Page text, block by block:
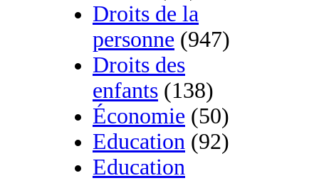
Droits de la
personne (947)
Droits des
enfants (138)
Économie (50)
Education (92)
Education